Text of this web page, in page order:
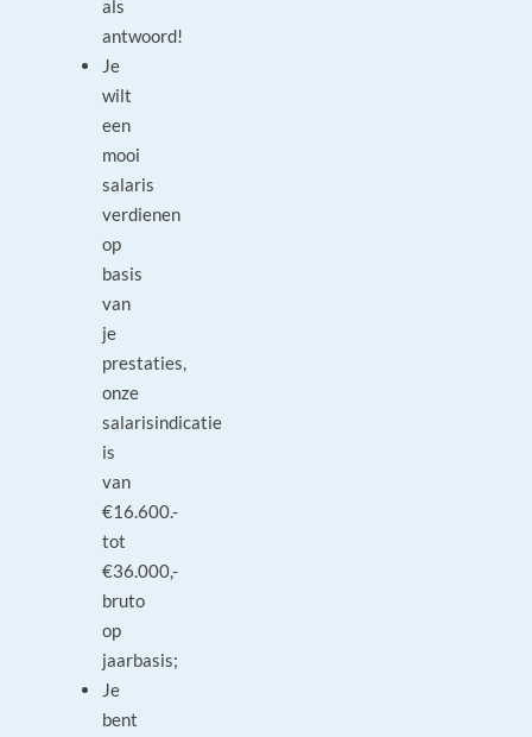
als
antwoord!
Je
wilt
een
mooi
salaris
verdienen
op
basis
van
je
prestaties,
onze
salarisindicatie
is
van
€16.600.-
tot
€36.000,-
bruto
op
jaarbasis;
Je
bent